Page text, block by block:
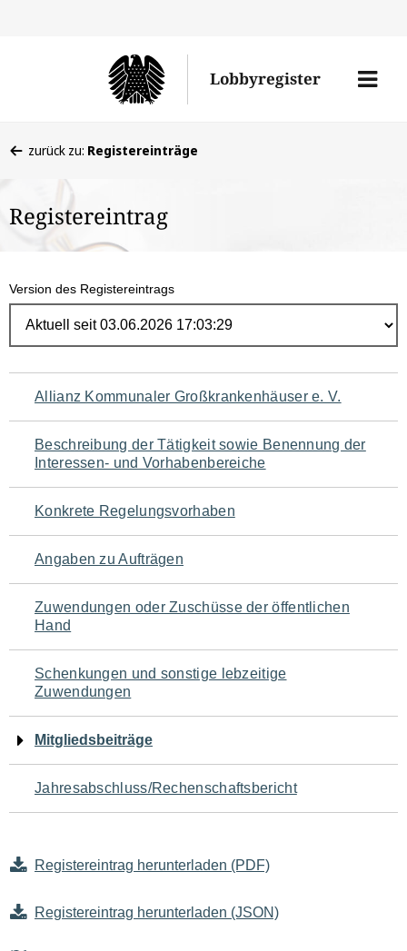
Lobbyregister
Menü
befinden
hier:
zurück zu: Registereinträge
Registereintrag
Version des Registereintrags
Navigation
für
den
Seiteninhalt
Allianz Kommunaler Großkrankenhäuser e. V.
Beschreibung der Tätigkeit sowie Benennung der
Interessen- und Vorhabenbereiche
Konkrete Regelungsvorhaben
Angaben zu Aufträgen
Zuwendungen oder Zuschüsse der öffentlichen
Hand
Schenkungen und sonstige lebzeitige
Zuwendungen
Mitgliedsbeiträge
Jahresabschluss/Rechenschaftsbericht
Registereintrag herunterladen (PDF)
Registereintrag herunterladen (JSON)